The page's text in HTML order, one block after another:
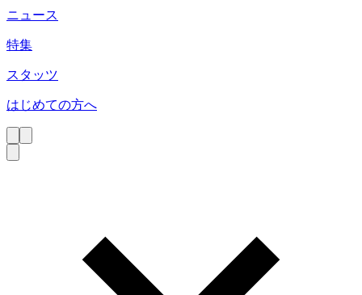
ニュース
特集
スタッツ
はじめての方へ